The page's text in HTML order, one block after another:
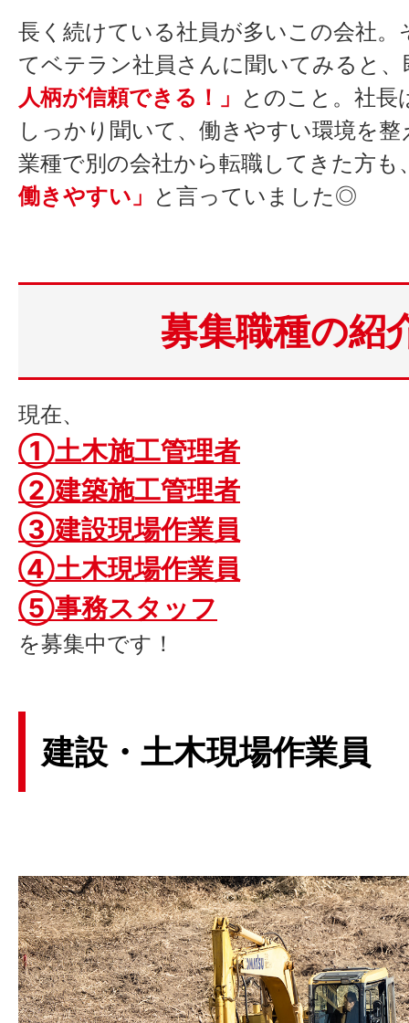
長く続けている社員が多いこの会社。
てベテラン社員さんに聞いてみると、
人柄が信頼できる！」 とのこと。社長
しっかり聞いて、働きやすい環境を
業種で別の会社から転職してきた方も
働きやすい」 と言っていました◎
募集職種の紹
現在、
①土木施工管理者
②建築施工管理者
③建設現場作業員
④土木現場作業員
⑤事務スタッフ
を募集中です！
建設 ・ 土木現場作業員